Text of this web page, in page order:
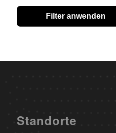
Filter anwenden
Standorte